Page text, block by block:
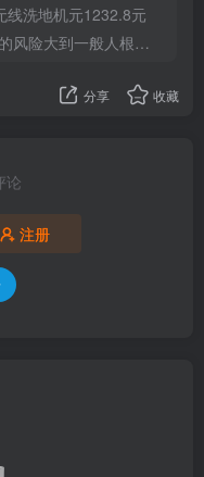
线洗地机元1232.8元
到一般人根本承受不起
分享 收藏
论
注册